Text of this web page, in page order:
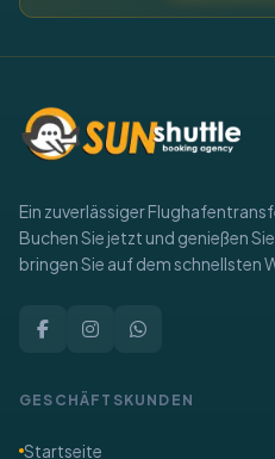
Ein zuverlässiger
Buchen Sie jetzt und genießen
bringen Sie auf dem schnellsten
GESCHÄFTSKUNDEN
Startseite